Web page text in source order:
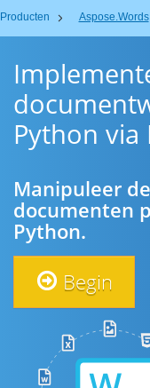
Producten Aspose.Words
Python via
Manipuleer
documenten
Python.
Begin